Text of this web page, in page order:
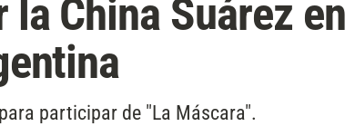
China Suárez en
participar de "La Máscara".